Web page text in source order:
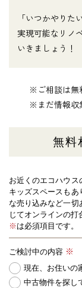
「いつかやりた
実現可能なリノ
いきましょう！
※ご相談は無
※まだ情報収
無料
お近くのエコハウス
キッズスペースもあ
な売り込みなど一切
じてオンラインの打
※ は必須項目です。
ご検討中の内容
現在、お住いの
中古物件を探し